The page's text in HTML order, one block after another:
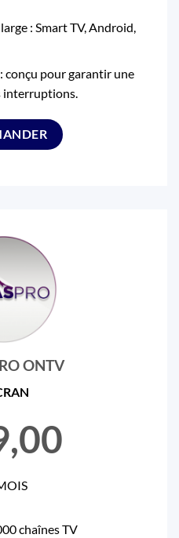
: Smart TV, Android,
conçu pour garantir une
interruptions.
ONTV
chaînes TV